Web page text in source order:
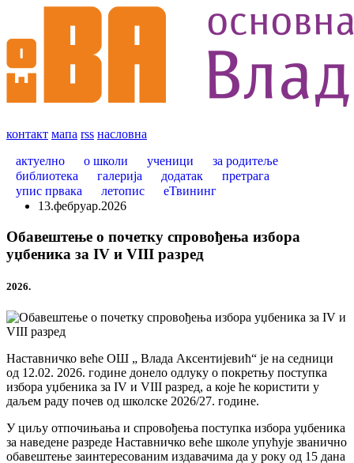
контакт мапа rss насловна
актуелно
о школи ученици
за родитеље
библиотека
галерија додатак
претрага
упис првака
летопис
еТвининг
13.фебруар.2026
Обавештење о почетку спровођења избора
уџбеника за IV и VIII разред
2026.
Наставничко веће ОШ „ Влада Аксентијевић“ је на седници
од 12.02. 2026. године донело одлуку о покретњу поступка
избора уџбеника за IV и VIII разред, а које ће користити у
даљем раду почев од школске 2026/27. године.
У циљу отпочињања и спровођења поступка избора уџбеника
за наведене разреде Наставничко веће школе упућује званично
обавештење заинтересованим издавачима да у року од 15 дана